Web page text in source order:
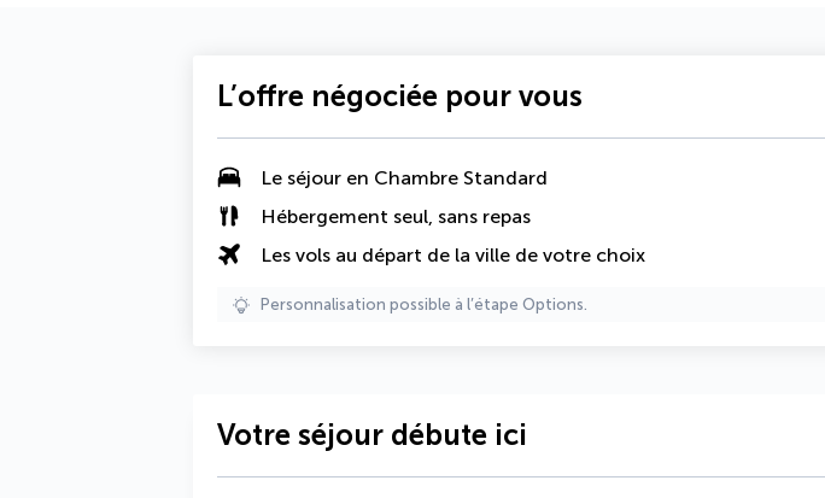
L’offre négociée pour vous
Le séjour en Chambre Standard
Hébergement seul, sans repas
Les vols au départ de la ville de votre choix
Personnalisation possible à l’étape Options.
Votre séjour débute ici